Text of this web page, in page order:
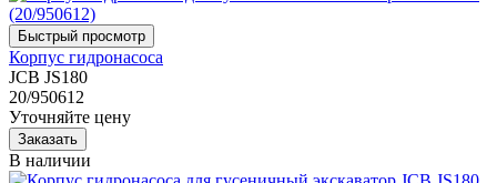
Корпус гидронасоса
JCB JS180
20/950612
Уточняйте цену
В наличии